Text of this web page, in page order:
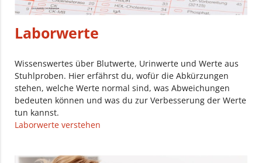
Laborwerte
Wissenswertes über Blutwerte, Urinwerte und Werte aus
Stuhlproben. Hier erfährst du, wofür die Abkürzungen
stehen, welche Werte normal sind, was Abweichungen
bedeuten können und was du zur Verbesserung der Werte
tun kannst.
Laborwerte verstehen